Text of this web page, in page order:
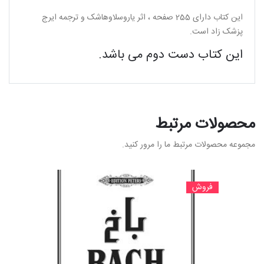
این کتاب دارای 255 صفحه ، اثر یاروسلاوهاشک و ترجمه ایرج
پزشک زاد است.
این کتاب دست دوم می باشد.
محصولات مرتبط
مجموعه محصولات مرتبط ما را مرور کنید.
فروش